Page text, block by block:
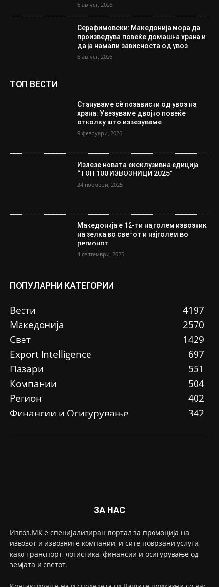
6 август, 2026
Серафимовски: Македонија мора да
произведува повеќе домашна храна и
да ја намали зависноста од увоз
6 август, 2026
ТОП ВЕСТИ
Стануваме сè позависни од увоз на
храна: Увезуваме двојно повеќе
отколку што извезуваме
9 февруари, 2026
Излезе новата ексклузивна едиција
“ТОП 100 ИЗВОЗНИЦИ 2025”
24 ноември, 2025
Македонија е 12-ти најголем извозник
на зелка во светот и најголем во
регионот
4 септември, 2025
ПОПУЛАРНИ КАТЕГОРИИ
Вести
4197
Македонија
2570
Свет
1429
Еxport Intelligence
697
Пазари
551
Компании
504
Регион
402
Финансии и Осигурување
342
ЗА НАС
Извоз.МК е специјализиран портал за промоција на
извозот и извозните компании, и сите поврзани услуги,
како транспорт, логистика, финансии и осигурување од
земјата и светот.